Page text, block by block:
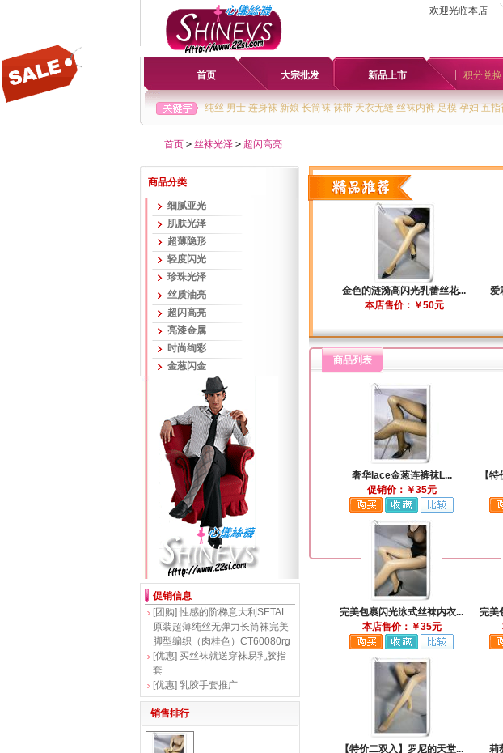
欢迎光临本店
首页 大宗批发 新品上市 积分兑换
纯丝 男士 连身袜 新娘 长筒袜 袜带 天衣无缝 丝袜内裤 足模 孕妇 五指
首页 > 丝袜光泽 > 超闪高亮
商品分类
细腻亚光
肌肤光泽
超薄隐形
轻度闪光
珍珠光泽
丝质油亮
超闪高亮
亮漆金属
时尚绚彩
金葱闪金
促销信息
[团购] 性感的阶梯意大利SETAL
原装超薄纯丝无弹力长筒袜完美
脚型编织（肉桂色）CT60080rg
[优惠] 买丝袜就送穿袜易乳胶指
套
[优惠] 乳胶手套推广
销售排行
金色的涟漪高闪光乳蕾丝花...
本店售价：￥50元
爱
商品列表
奢华lace金葱连裤袜L...
促销价：￥35元
【
完美包裹闪光泳式丝袜内衣...
本店售价：￥35元
完美
【特价二双入】罗尼的天堂...
莉